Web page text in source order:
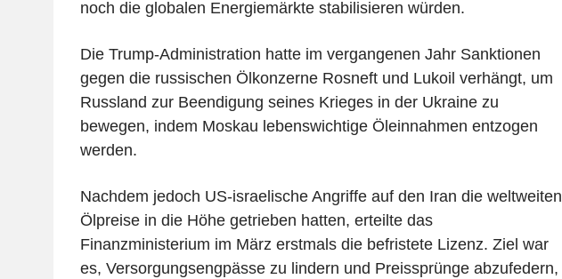
noch die globalen Energiemärkte stabilisieren würden.
Die Trump-Administration hatte im vergangenen Jahr Sanktionen
gegen die russischen Ölkonzerne Rosneft und Lukoil verhängt, um
Russland zur Beendigung seines Krieges in der Ukraine zu
bewegen, indem Moskau lebenswichtige Öleinnahmen entzogen
werden.
Nachdem jedoch US-israelische Angriffe auf den Iran die weltweiten
Ölpreise in die Höhe getrieben hatten, erteilte das
Finanzministerium im März erstmals die befristete Lizenz. Ziel war
es, Versorgungsengpässe zu lindern und Preissprünge abzufedern,